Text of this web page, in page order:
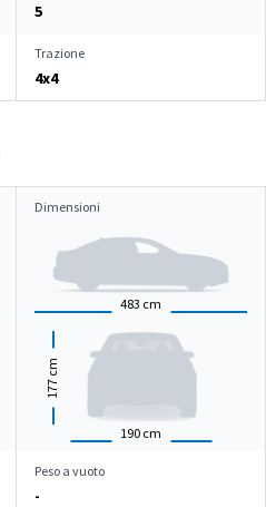
5
Trazione
4x4
Dimensioni
483 cm
190 cm
177
cm
Peso a vuoto
-